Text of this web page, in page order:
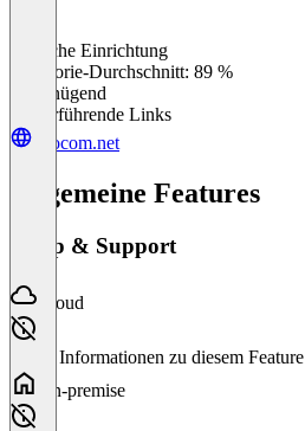
Einfache Einrichtung
Kategorie-Durchschnitt: 89 %
Ungenügend
Weiterführende Links
evocom.net
Allgemeine Features
Setup & Support
Cloud
Keine Informationen zu diesem Feature
On-premise